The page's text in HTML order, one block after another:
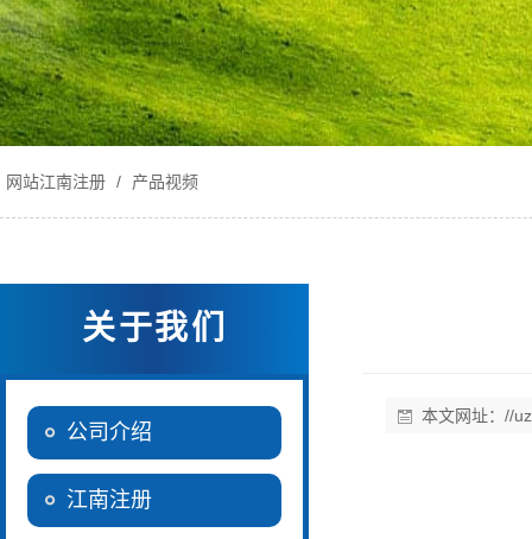
网站江南注册 / 产品视频
关于我们
公司介绍
江南注册
本文网址： //